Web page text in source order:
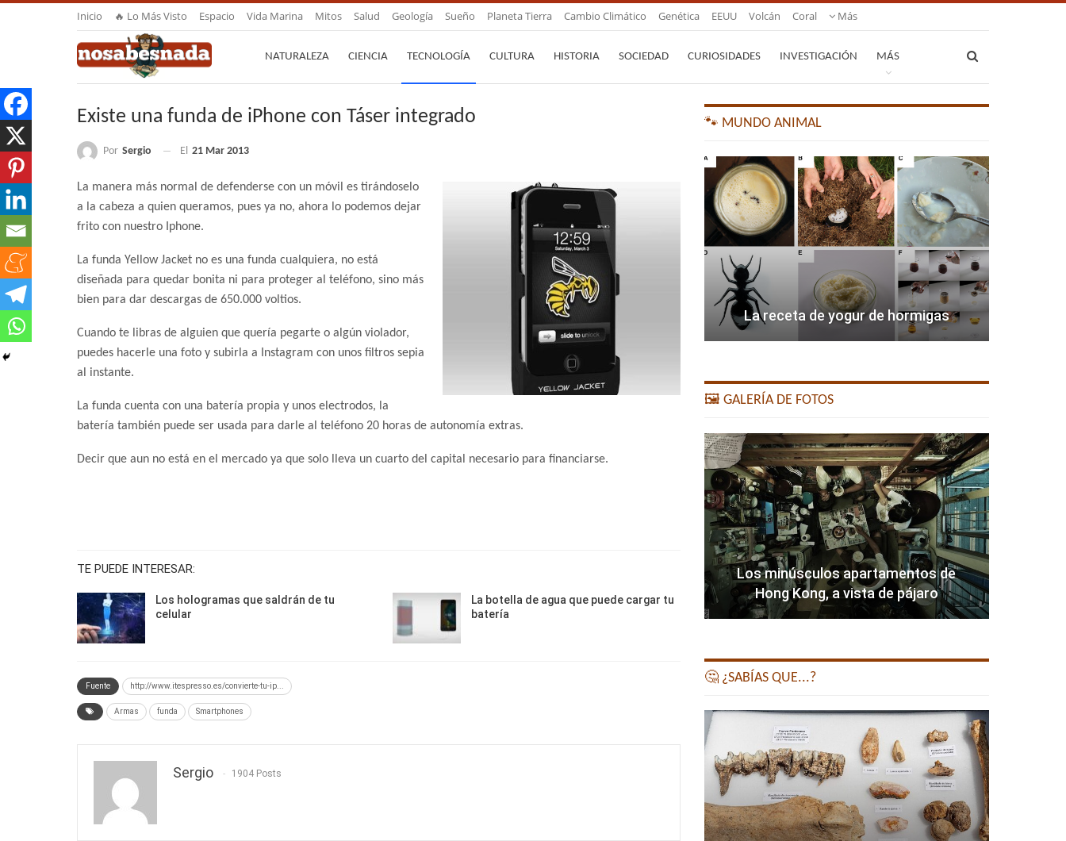
Inicio 🔥 Lo Más Visto Espacio Vida Marina Mitos Salud Geología Sueño Planeta Tierra Cambio Climático Genética EEUU Volcán Coral Más
NATURALEZA CIENCIA TECNOLOGÍA CULTURA HISTORIA SOCIEDAD CURIOSIDADES INVESTIGACIÓN MÁS
Existe una funda de iPhone con Táser integrado
Por Sergio El 21 Mar 2013
La manera más normal de defenderse con un móvil es tirándoselo
a la cabeza a quien queramos, pues ya no, ahora lo podemos dejar
frito con nuestro Iphone.
La funda Yellow Jacket no es una funda cualquiera, no está
diseñada para quedar bonita ni para proteger al teléfono, sino más
bien para dar descargas de 650.000 voltios.
Cuando te libras de alguien que quería pegarte o algún violador,
puedes hacerle una foto y subirla a Instagram con unos filtros sepia
al instante.
La funda cuenta con una batería propia y unos electrodos, la
batería también puede ser usada para darle al teléfono 20 horas de autonomía extras.
Decir que aun no está en el mercado ya que solo lleva un cuarto del capital necesario para financiarse.
TE PUEDE INTERESAR:
Los hologramas que saldrán de tu
celular
La botella de agua que puede cargar tu
batería
Fuente http://www.itespresso.es/convierte-tu-ip...
Armas funda Smartphones
Sergio 1904 Posts
🐾 MUNDO ANIMAL
La receta de yogur de hormigas
🖼️ GALERÍA DE FOTOS
Los minúsculos apartamentos de
Hong Kong, a vista de pájaro
🤔 ¿SABÍAS QUE...?